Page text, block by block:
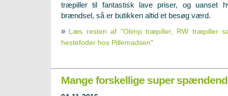
træpiller til fantastisk lave priser, og uanset
brændsel, så er butikken altid et besøg værd.
» Læs resten af "Olimp træpiller, RW træpiller
hestefoder hos Pillemadsen"
Mange forskellige super